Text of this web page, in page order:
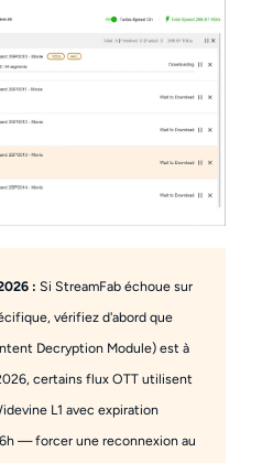
: Si StreamFab échoue sur
vérifiez d'abord que
Decryption Module) est à
certains flux OTT utilisent
L1 avec expiration
— forcer une reconnexion au